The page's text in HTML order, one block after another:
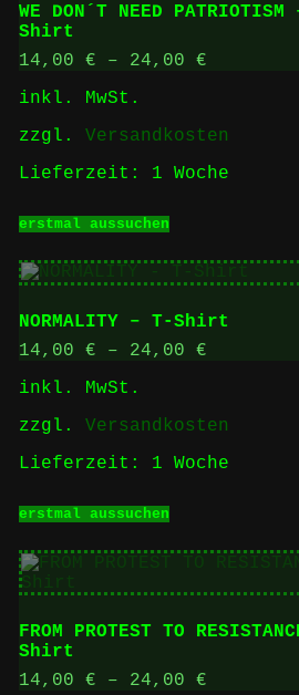
Optionen
auf
werden
WE DON´T NEED
Shirt
14,00 € – 24,00 €
inkl. MwSt.
zzgl. Versandkosten
Lieferzeit: 1 Woche
erstmal aussuchenProdukt
mehrere
Varianten
auf.
Die
Optionen
Produktseite
werden
NORMALITY – T-Shirt
14,00 € – 24,00 €
inkl. MwSt.
zzgl. Versandkosten
Lieferzeit: 1 Woche
erstmal aussuchenProdukt
mehrere
auf.
Die
Optionen
auf
FROM PROTEST TO
Shirt
14,00 € – 24,00 €